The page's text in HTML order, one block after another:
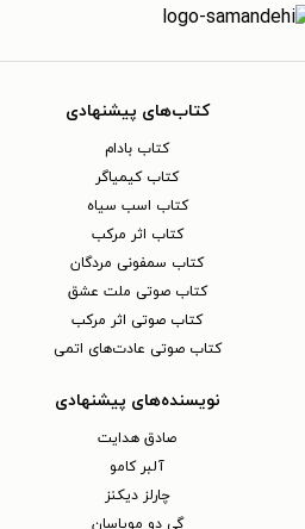
کتاب‌های پیشنهادی
کتاب بادام
کتاب کیمیاگر
کتاب اسب سیاه
کتاب اثر مرکب
کتاب سمفونی مردگان
کتاب صوتی ملت عشق
کتاب صوتی اثر مرکب
کتاب صوتی عادت‌های اتمی
نویسنده‌های پیشنهادی
صادق هدایت
آلبر کامو
چارلز دیکنز
گی دو موپاسان